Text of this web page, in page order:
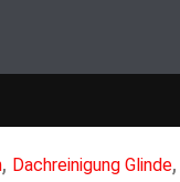
, Dachreinigung Glinde,